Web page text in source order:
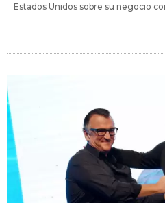
Estados Unidos sobre su negocio